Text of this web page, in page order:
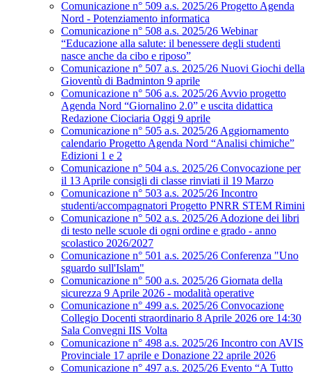
Comunicazione n° 509 a.s. 2025/26 Progetto Agenda
Nord - Potenziamento informatica
Comunicazione n° 508 a.s. 2025/26 Webinar
“Educazione alla salute: il benessere degli studenti
nasce anche da cibo e riposo”
Comunicazione n° 507 a.s. 2025/26 Nuovi Giochi della
Gioventù di Badminton 9 aprile
Comunicazione n° 506 a.s. 2025/26 Avvio progetto
Agenda Nord “Giornalino 2.0” e uscita didattica
Redazione Ciociaria Oggi 9 aprile
Comunicazione n° 505 a.s. 2025/26 Aggiornamento
calendario Progetto Agenda Nord “Analisi chimiche”
Edizioni 1 e 2
Comunicazione n° 504 a.s. 2025/26 Convocazione per
il 13 Aprile consigli di classe rinviati il 19 Marzo
Comunicazione n° 503 a.s. 2025/26 Incontro
studenti/accompagnatori Progetto PNRR STEM Rimini
Comunicazione n° 502 a.s. 2025/26 Adozione dei libri
di testo nelle scuole di ogni ordine e grado - anno
scolastico 2026/2027
Comunicazione n° 501 a.s. 2025/26 Conferenza "Uno
sguardo sull'Islam"
Comunicazione n° 500 a.s. 2025/26 Giornata della
sicurezza 9 Aprile 2026 - modalità operative
Comunicazione n° 499 a.s. 2025/26 Convocazione
Collegio Docenti straordinario 8 Aprile 2026 ore 14:30
Sala Convegni IIS Volta
Comunicazione n° 498 a.s. 2025/26 Incontro con AVIS
Provinciale 17 aprile e Donazione 22 aprile 2026
Comunicazione n° 497 a.s. 2025/26 Evento “A Tutto